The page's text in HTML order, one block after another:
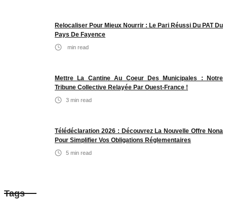
Relocaliser Pour Mieux Nourrir : Le Pari Réussi Du PAT Du
Pays De Fayence
min read
Mettre La Cantine Au Coeur Des Municipales : Notre
Tribune Collective Relayée Par Ouest-France !
3 min read
Télédéclaration 2026 : Découvrez La Nouvelle Offre Nona
Pour Simplifier Vos Obligations Réglementaires
5 min read
Tags